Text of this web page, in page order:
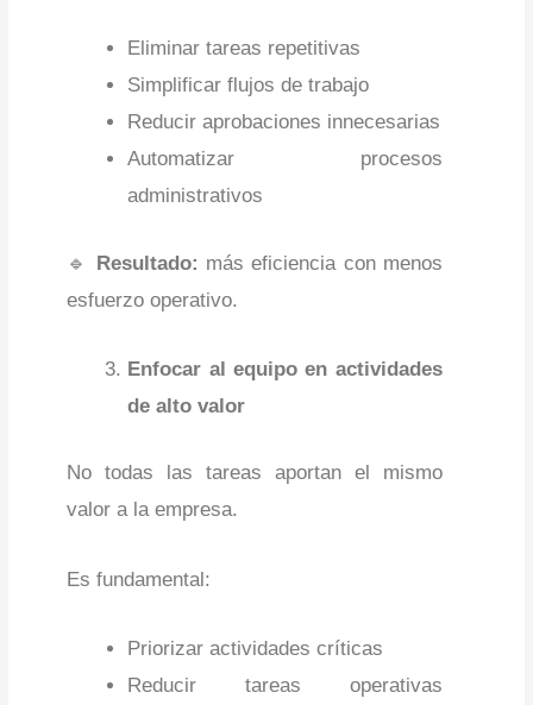
Eliminar tareas repetitivas
Simplificar flujos de trabajo
Reducir aprobaciones innecesarias
Automatizar procesos
administrativos
🔹 Resultado: más eficiencia con menos
esfuerzo operativo.
Enfocar al equipo en actividades
de alto valor
No todas las tareas aportan el mismo
valor a la empresa.
Es fundamental:
Priorizar actividades críticas
Reducir tareas operativas